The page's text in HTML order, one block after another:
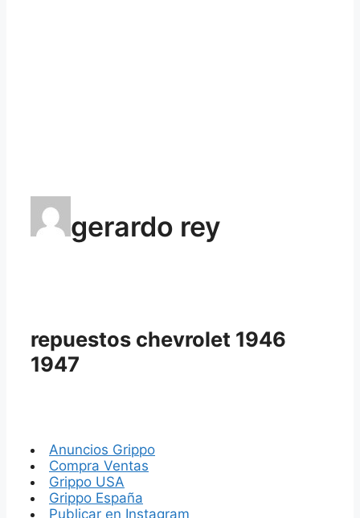
gerardo rey
repuestos chevrolet 1946
1947
Anuncios Grippo
Compra Ventas
Grippo USA
Grippo España
Publicar en Instagram